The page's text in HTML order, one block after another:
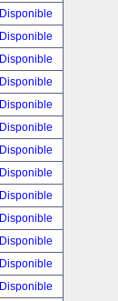
Disponible
Disponible
Disponible
Disponible
Disponible
Disponible
Disponible
Disponible
Disponible
Disponible
Disponible
Disponible
Disponible